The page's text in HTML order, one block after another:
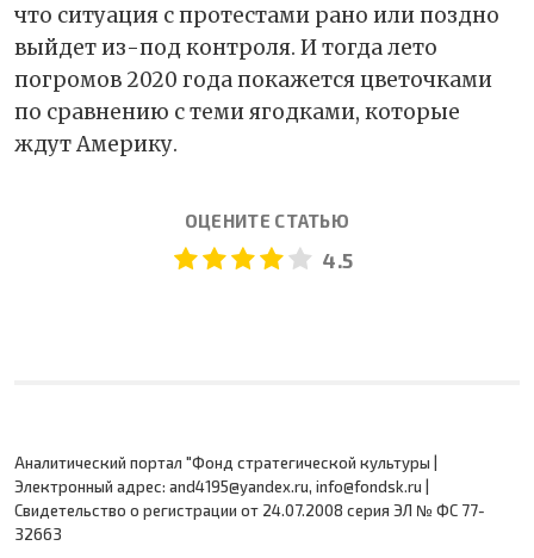
что ситуация с протестами рано или поздно
выйдет из-под контроля. И тогда лето
погромов 2020 года покажется цветочками
по сравнению с теми ягодками, которые
ждут Америку.
ОЦЕНИТЕ СТАТЬЮ
4.5
Аналитический портал "Фонд стратегической культуры |
Электронный адрес: and4195@yandex.ru, info@fondsk.ru |
Cвидетельство о регистрации от 24.07.2008 серия ЭЛ № ФС 77-
32663